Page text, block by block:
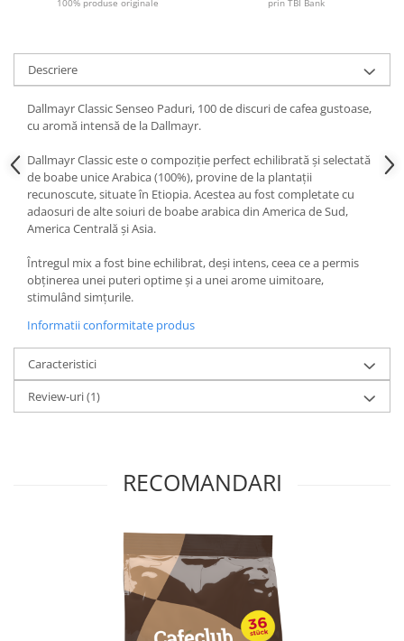
100% produse originale prin TBI Bank
Descriere
Dallmayr Classic Senseo Paduri, 100 de discuri de cafea gustoase,
cu aromă intensă de la Dallmayr.
Dallmayr Classic este o compoziție perfect echilibrată și selectată
de boabe unice Arabica (100%), provine de la plantații
recunoscute, situate în Etiopia. Acestea au fost completate cu
adaosuri de alte soiuri de boabe arabica din America de Sud,
America Centrală și Asia.
Întregul mix a fost bine echilibrat, deși intens, ceea ce a permis
obținerea unei puteri optime și a unei arome uimitoare,
stimulând simțurile.
Informatii conformitate produs
Caracteristici
Review-uri(1)
RECOMANDARI